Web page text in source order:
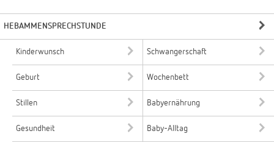
HEBAMMENSPRECHSTUNDE
Kinderwunsch Schwangerschaft
Geburt Wochenbett
Stillen Babyernährung
Gesundheit Baby-Alltag